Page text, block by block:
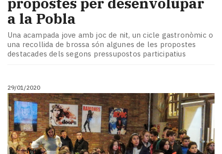
a la Pobla
Una acampada jove amb joc de nit, un cicle gastronòmic o
una recollida de brossa són algunes de les propostes
destacades dels segons pressupostos participatius
29/01/2020